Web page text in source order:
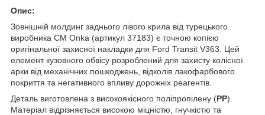
Опис:
Зовнішній молдинг заднього лівого крила від турецького
виробника CM Onka (артикул 37183) є точною копією
оригінальної захисної накладки для Ford Transit V363. Цей
елемент кузовного обвісу розроблений для захисту колісної
арки від механічних пошкоджень, відколів лакофарбового
покриття та негативного впливу дорожніх реагентів.
Деталь виготовлена з високоякісного поліпропілену (PP).
Матеріал відрізняється високою міцністю, гнучкістю та